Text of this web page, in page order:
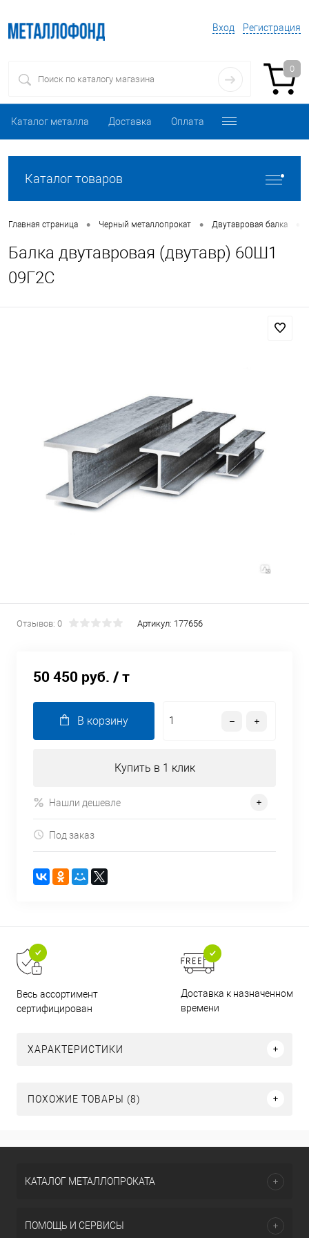
Вход Регистрация
0
Каталог металла Доставка Оплата
Каталог товаров
Главная страница • Черный металлопрокат • Двутавровая балка
Балка двутавровая (двутавр) 60Ш1
09Г2С
Отзывов: 0 Артикул: 177656
50 450 руб. / т
В корзину
Купить в 1 клик
Нашли дешевле
Под заказ
Весь ассортимент
сертифицирован
Доставка к назначенному
времени
ХАРАКТЕРИСТИКИ
ПОХОЖИЕ ТОВАРЫ (8)
КАТАЛОГ МЕТАЛЛОПРОКАТА
ПОМОЩЬ И СЕРВИСЫ